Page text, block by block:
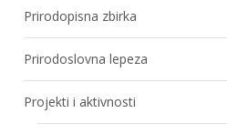
Prirodopisna zbirka
Prirodoslovna lepeza
Projekti i aktivnosti